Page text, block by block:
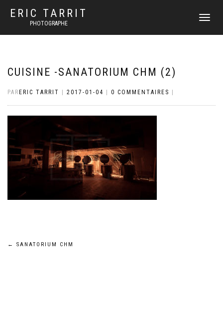
ERIC TARRIT
PHOTOGRAPHE
DÉPLIER
CUISINE -SANATORIUM CHM (2)
PAR ERIC TARRIT 2017-01-04 0 COMMENTAIRES
Navigation
← SANATORIUM CHM